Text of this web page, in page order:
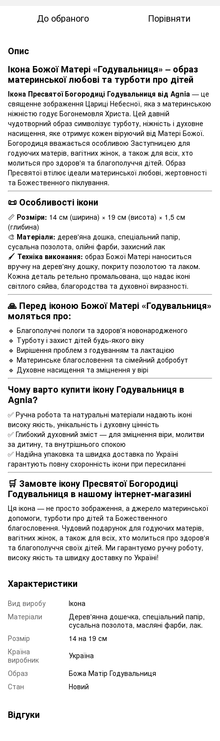
До обраного Порівняти
Опис
Ікона Божої Матері «Годувальниця» – образ
материнської любові та турботи про дітей
Ікона Пресвятої Богородиці Годувальниця від Agnia — це
священне зображення Цариці Небесної, яка з материнською
ніжністю годує Богонемовля Христа. Цей давній
чудотворний образ символізує турботу, ніжність і духовне
насищення, яке отримує кожен віруючий від Матері Божої.
Богородиця вважається особливою Заступницею для
годуючих матерів, вагітних жінок, а також для всіх, хто
молиться про здоров'я та благополуччя дітей. Образ
Пресвятої втілює ідеали материнської любові, жертовності
та Божественного піклування.
📜 Особливості ікони
📏 Розміри: 14 см (ширина) × 19 см (висота) × 1,5 см
(глибина)
🎨 Матеріали: дерев'яна дошка, спеціальний папір,
сусальна позолота, олійні фарби, захисний лак
🖌 Техніка виконання: образ Божої Матері наноситься
вручну на дерев'яну дошку, покриту позолотою та лаком.
Кожна деталь ретельно промальована, що надає іконі
світлого сяйва, благородства та духовної виразності.
🙏 Перед іконою Божої Матері «Годувальниця»
моляться про:
🔹 Благополучні пологи та здоров'я новонародженого
🔹 Турботу і захист дітей будь-якого віку
🔹 Вирішення проблем з годуванням та лактацією
🔹 Материнське благословення та сімейний добробут
🔹 Духовне насищення та зміцнення у вірі
Чому варто купити ікону Годувальниця в
Agnia?
✅ Ручна робота та натуральні матеріали надають іконі
високу якість, унікальність і духовну цінність
✅ Глибокий духовний зміст — для зміцнення віри, молитви
за дитину, та внутрішнього спокою
✅ Надійна упаковка та швидка доставка по Україні
гарантують повну схоронність ікони при пересиланні
🛒 Замовте ікону Пресвятої Богородиці
Годувальниця в нашому інтернет-магазині
Ця ікона — не просто зображення, а джерело материнської
допомоги, турботи про дітей та Божественного
благословення. Чудовий подарунок для годуючих матерів,
вагітних жінок, а також для всіх, хто молиться про здоров'я
та благополуччя своїх дітей. Ми гарантуємо ручну роботу,
високу якість та швидку доставку по Україні!
Характеристики
Вид виробу
Ікона
Матеріали
Дерев'янна дошечка, спеціальний папір,
сусальна позолота, масляні фарби, лак.
Розмір
14 на 19 см
Країна
виробник
Україна
Образ
Божа Матір Годувальниця
Стан
Новий
Відгуки